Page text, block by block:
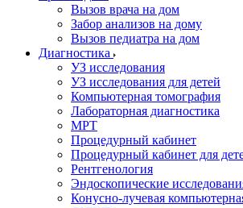
Вызов врача на дом
Забор анализов на дому
Вызов педиатра на дом
Диагностика
УЗ исследования
УЗ исследования для детей
Компьютерная томография
Лабораторная диагностика
МРТ
Процедурный кабинет
Процедурный кабинет для
Рентгенология
Эндоскопические
Конусно-лучевая